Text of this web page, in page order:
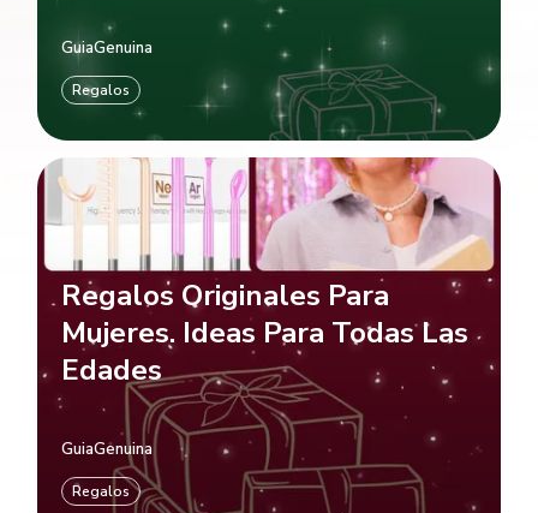
GuiaGenuina
Regalos
Regalos Originales Para
Mujeres. Ideas Para Todas Las
Edades
GuiaGenuina
Regalos